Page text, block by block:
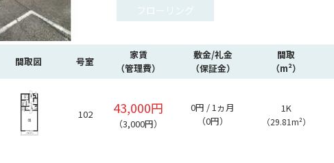
フローリング
間取図 号室
家賃
（管理費）
敷金/礼金
（保証金）
間取
（m²）
102 43,000円
（3,000円）
0円 / 1ヵ月
（0円）
1K
（29.81m²）